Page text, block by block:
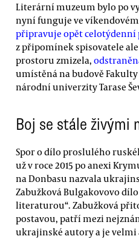
Literární muzeum bylo po
nyní funguje ve
připravuje opět celotýdenní
z připomínek spisovatele
prostoru zmizela,
umístěná na budově
národní univerzity Tarase
Boj se stále živými
Spor o dílo proslulého
už v roce 2015 po anexi
na Donbasu nazvala
Zabužková Bulgakovovo
literaturou“. Zabužková
postavou, patří mezi
ukrajinské autory a je